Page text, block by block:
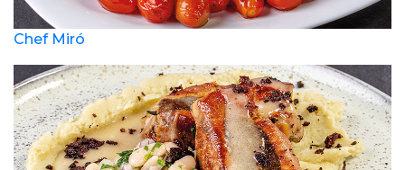
Chef Miró